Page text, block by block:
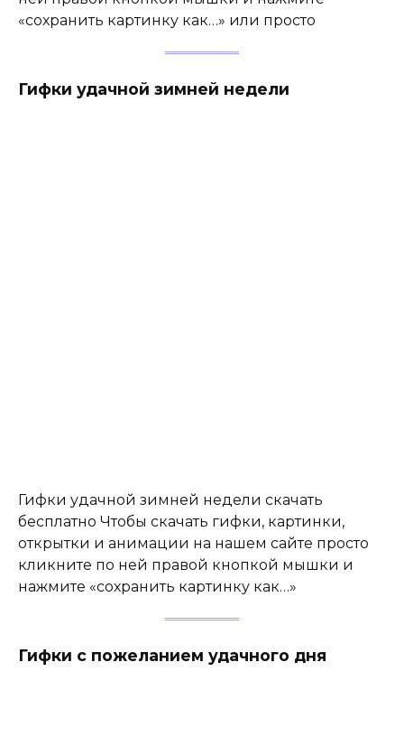
«сохранить картинку как…» или просто
Гифки удачной зимней недели
Гифки удачной зимней недели скачать
бесплатно Чтобы скачать гифки, картинки,
открытки и анимации на нашем сайте просто
кликните по ней правой кнопкой мышки и
нажмите «сохранить картинку как…»
Гифки с пожеланием удачного дня